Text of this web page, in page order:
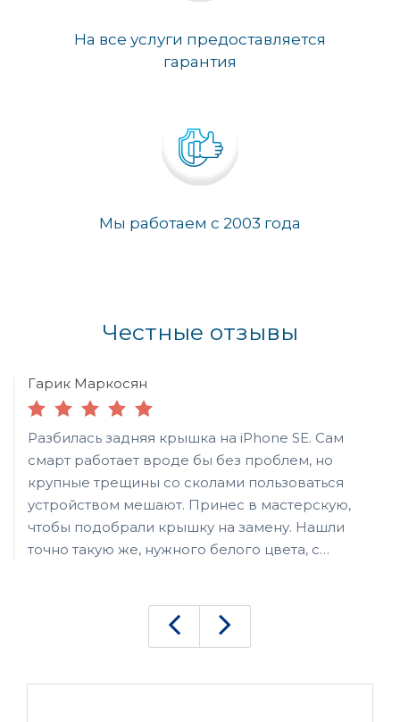
На все услуги предоставляется
гарантия
Мы работаем с 2003 года
Честные отзывы
Гарик Маркосян
Разбилась задняя крышка на iPhone SE. Сам
смарт работает вроде бы без проблем, но
крупные трещины со сколами пользоваться
устройством мешают. Принес в мастерскую,
чтобы подобрали крышку на замену. Нашли
точно такую же, нужного белого цвета, с
запредельная, как по мне. Решил взять эту,
потому что у нее состояние было практически
телефон обратно. Работали очень быстро и